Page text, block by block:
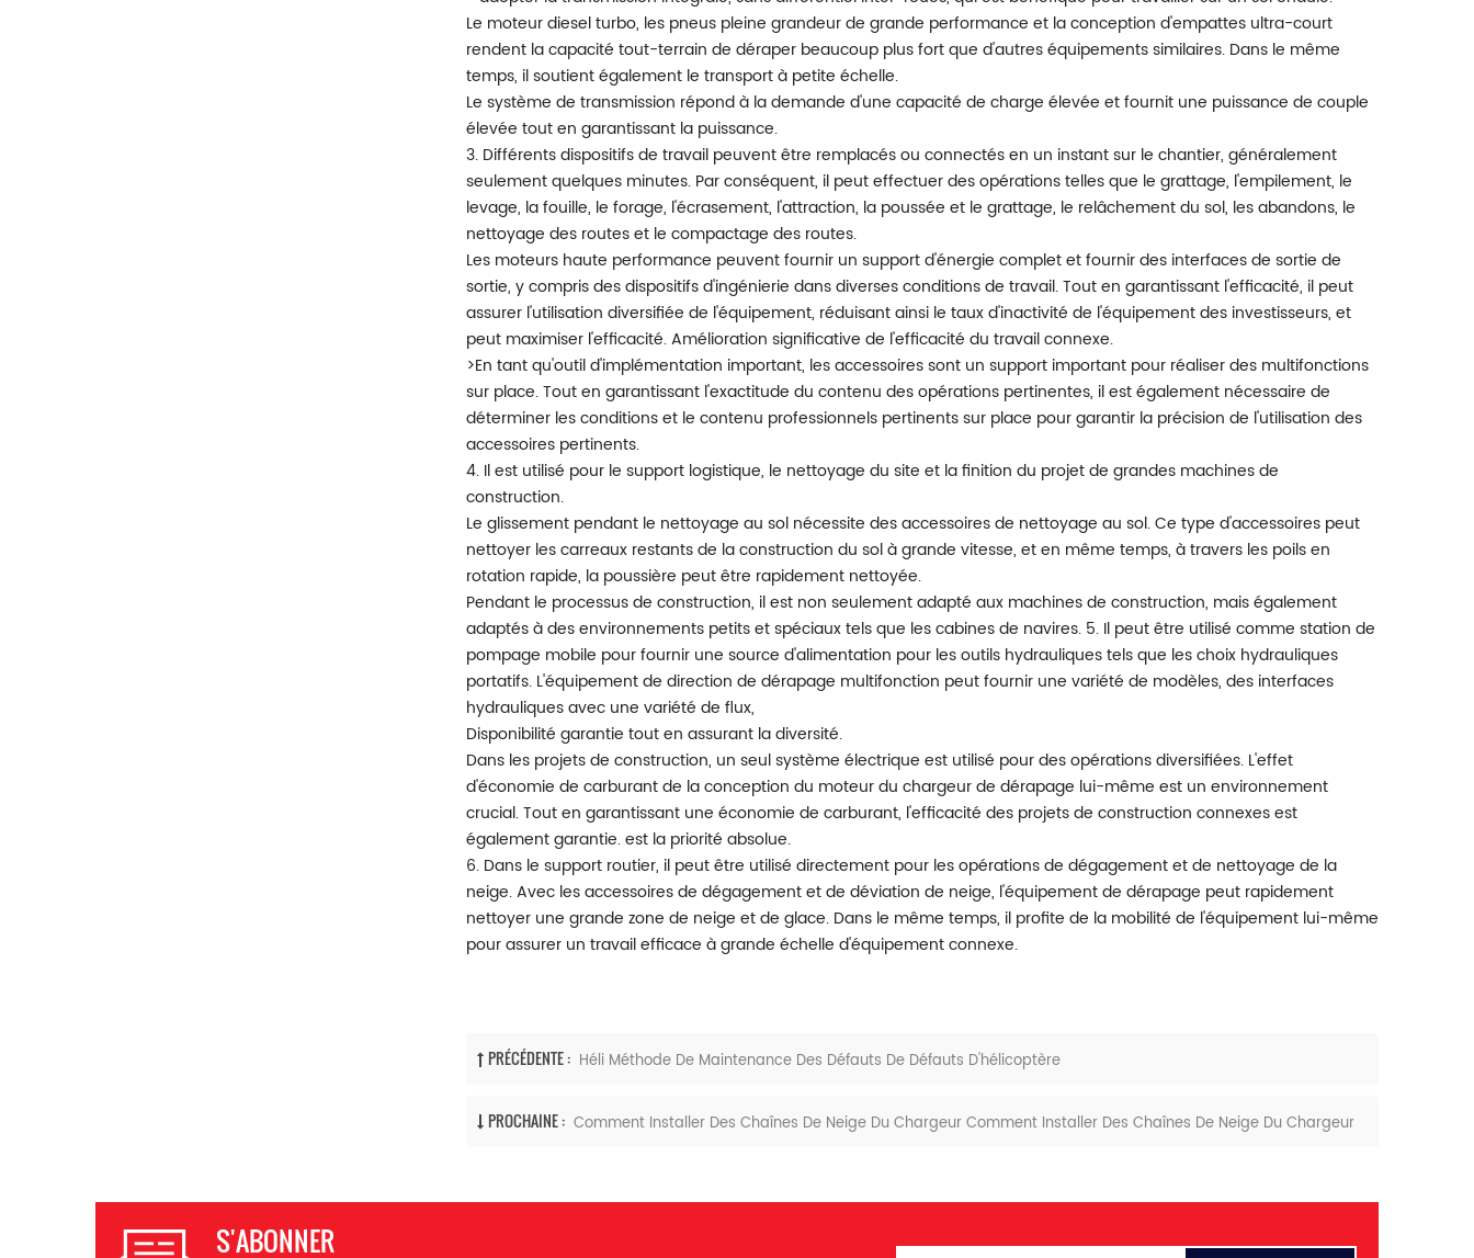
Le moteur diesel turbo, les pneus pleine grandeur de grande performance et la conception d'empattes ultra-court
rendent la capacité tout-terrain de déraper beaucoup plus fort que d'autres équipements similaires. Dans le même
temps, il soutient également le transport à petite échelle.
Le système de transmission répond à la demande d'une capacité de charge élevée et fournit une puissance de couple
élevée tout en garantissant la puissance.
3. Différents dispositifs de travail peuvent être remplacés ou connectés en un instant sur le chantier, généralement
seulement quelques minutes. Par conséquent, il peut effectuer des opérations telles que le grattage, l'empilement, le
levage, la fouille, le forage, l'écrasement, l'attraction, la poussée et le grattage, le relâchement du sol, les abandons, le
nettoyage des routes et le compactage des routes.
Les moteurs haute performance peuvent fournir un support d'énergie complet et fournir des interfaces de sortie de
sortie, y compris des dispositifs d'ingénierie dans diverses conditions de travail. Tout en garantissant l'efficacité, il peut
assurer l'utilisation diversifiée de l'équipement, réduisant ainsi le taux d'inactivité de l'équipement des investisseurs, et
peut maximiser l'efficacité. Amélioration significative de l'efficacité du travail connexe.
>En tant qu'outil d'implémentation important, les accessoires sont un support important pour réaliser des multifonctions
sur place. Tout en garantissant l'exactitude du contenu des opérations pertinentes, il est également nécessaire de
déterminer les conditions et le contenu professionnels pertinents sur place pour garantir la précision de l'utilisation des
accessoires pertinents.
4. Il est utilisé pour le support logistique, le nettoyage du site et la finition du projet de grandes machines de
construction.
Le glissement pendant le nettoyage au sol nécessite des accessoires de nettoyage au sol. Ce type d'accessoires peut
nettoyer les carreaux restants de la construction du sol à grande vitesse, et en même temps, à travers les poils en
rotation rapide, la poussière peut être rapidement nettoyée.
Pendant le processus de construction, il est non seulement adapté aux machines de construction, mais également
adaptés à des environnements petits et spéciaux tels que les cabines de navires. 5. Il peut être utilisé comme station de
pompage mobile pour fournir une source d'alimentation pour les outils hydrauliques tels que les choix hydrauliques
portatifs. L'équipement de direction de dérapage multifonction peut fournir une variété de modèles, des interfaces
hydrauliques avec une variété de flux,
Disponibilité garantie tout en assurant la diversité.
Dans les projets de construction, un seul système électrique est utilisé pour des opérations diversifiées. L'effet
d'économie de carburant de la conception du moteur du chargeur de dérapage lui-même est un environnement
crucial. Tout en garantissant une économie de carburant, l'efficacité des projets de construction connexes est
également garantie. est la priorité absolue.
6. Dans le support routier, il peut être utilisé directement pour les opérations de dégagement et de nettoyage de la
neige. Avec les accessoires de dégagement et de déviation de neige, l'équipement de dérapage peut rapidement
nettoyer une grande zone de neige et de glace. Dans le même temps, il profite de la mobilité de l'équipement lui-même
pour assurer un travail efficace à grande échelle d'équipement connexe.
PRÉCÉDENTE : Héli Méthode De Maintenance Des Défauts De Défauts D'hélicoptère
PROCHAINE : Comment Installer Des Chaînes De Neige Du Chargeur Comment Installer Des Chaînes De Neige Du Chargeur
S'ABONNER